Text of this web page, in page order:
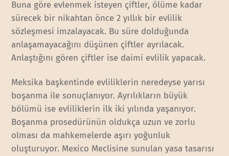
Buna göre evlenmek isteyen çiftler, ölüme kadar
sürecek bir nikahtan önce 2 yıllık bir evlilik
sözleşmesi imzalayacak. Bu süre dolduğunda
anlaşamayacağını düşünen çiftler ayrılacak.
Anlaştığını gören çiftler ise daimi evlilik yapacak.
Meksika başkentinde evliliklerin neredeyse yarısı
boşanma ile sonuçlanıyor. Ayrılıkların büyük
bölümü ise evliliklerin ilk iki yılında yaşanıyor.
Boşanma prosedürünün oldukça uzun ve zorlu
olması da mahkemelerde aşırı yoğunluk
oluşturuyor. Mexico Meclisine sunulan yasa tasarısı